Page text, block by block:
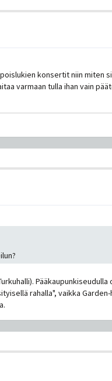
konsertit niin miten
varmaan tulla ihan vain
rahalla", vaikka